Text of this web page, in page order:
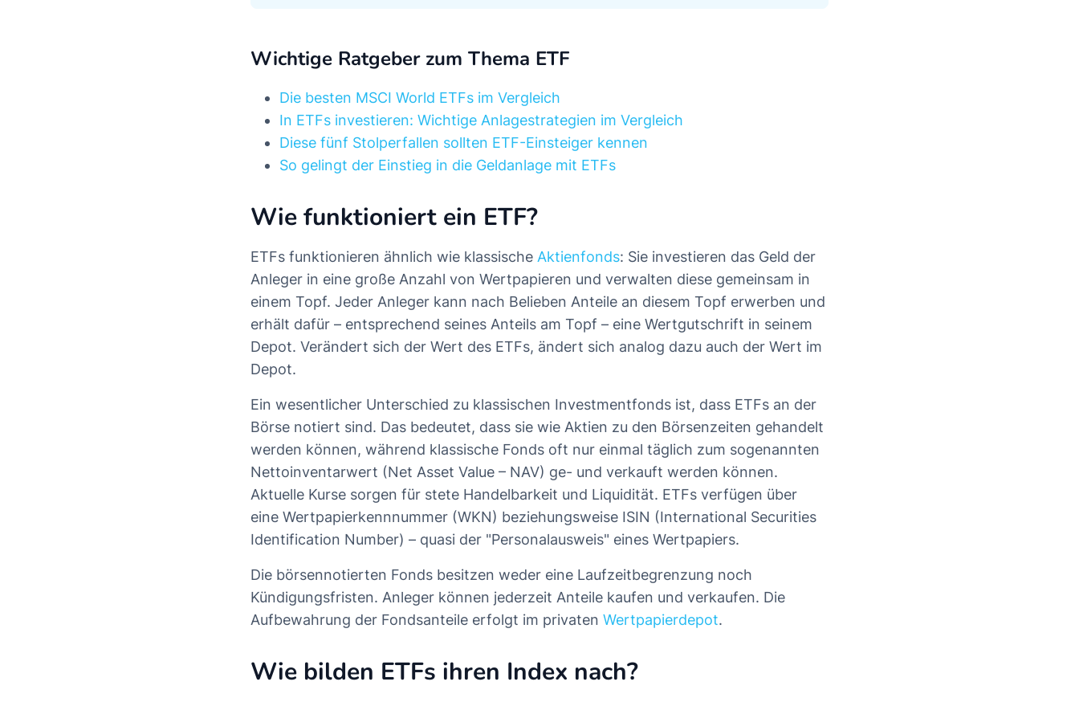
Wichtige Ratgeber zum Thema ETF
Die besten MSCI World ETFs im Vergleich
In ETFs investieren: Wichtige Anlagestrategien im Vergleich
Diese fünf Stolperfallen sollten ETF-Einsteiger kennen
So gelingt der Einstieg in die Geldanlage mit ETFs
Wie funktioniert ein ETF?
ETFs funktionieren ähnlich wie klassische Aktienfonds: Sie investieren das Geld der
Anleger in eine große Anzahl von Wertpapieren und verwalten diese gemeinsam in
einem Topf. Jeder Anleger kann nach Belieben Anteile an diesem Topf erwerben und
erhält dafür – entsprechend seines Anteils am Topf – eine Wertgutschrift in seinem
Depot. Verändert sich der Wert des ETFs, ändert sich analog dazu auch der Wert im
Depot.
Ein wesentlicher Unterschied zu klassischen Investmentfonds ist, dass ETFs an der
Börse notiert sind. Das bedeutet, dass sie wie Aktien zu den Börsenzeiten gehandelt
werden können, während klassische Fonds oft nur einmal täglich zum sogenannten
Nettoinventarwert (Net Asset Value – NAV) ge- und verkauft werden können.
Aktuelle Kurse sorgen für stete Handelbarkeit und Liquidität. ETFs verfügen über
eine Wertpapierkennnummer (WKN) beziehungsweise ISIN (International Securities
Identification Number) – quasi der "Personalausweis" eines Wertpapiers.
Die börsennotierten Fonds besitzen weder eine Laufzeitbegrenzung noch
Kündigungsfristen. Anleger können jederzeit Anteile kaufen und verkaufen. Die
Aufbewahrung der Fondsanteile erfolgt im privaten Wertpapierdepot.
Wie bilden ETFs ihren Index nach?